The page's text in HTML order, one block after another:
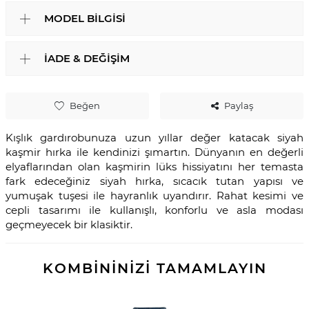
Beğen Paylaş
Kışlık gardırobunuza uzun yıllar değer katacak siyah
kaşmir hırka ile kendinizi şımartın. Dünyanın en değerli
elyaflarından olan kaşmirin lüks hissiyatını her temasta
fark edeceğiniz siyah hırka, sıcacık tutan yapısı ve
yumuşak tuşesi ile hayranlık uyandırır. Rahat kesimi ve
cepli tasarımı ile kullanışlı, konforlu ve asla modası
geçmeyecek bir klasiktir.
MODEL BILGISI
İADE & DEĞIŞIM
KOMBİNİNİZİ TAMAMLAYIN